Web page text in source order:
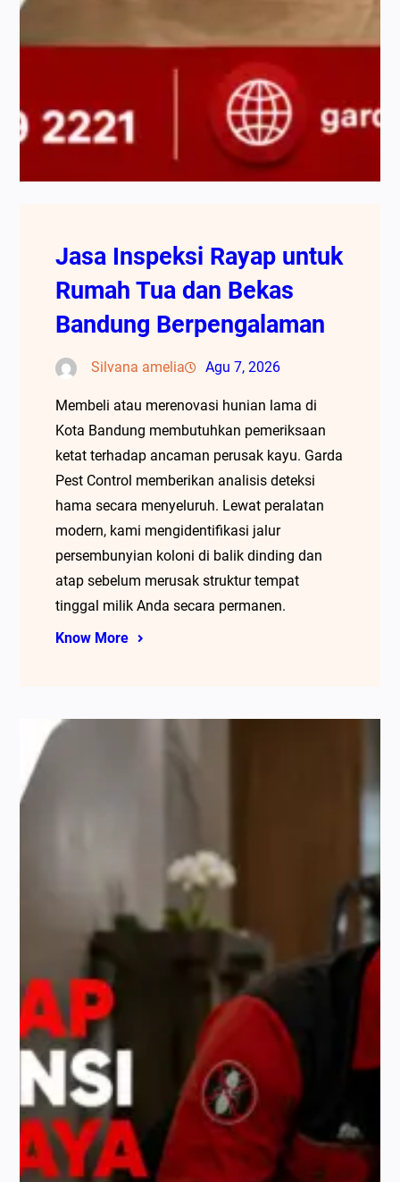
Jasa Inspeksi Rayap untuk
Rumah Tua dan Bekas
Bandung Berpengalaman
Silvana amelia Agu 7, 2026
Membeli atau merenovasi hunian lama di
Kota Bandung membutuhkan pemeriksaan
ketat terhadap ancaman perusak kayu. Garda
Pest Control memberikan analisis deteksi
hama secara menyeluruh. Lewat peralatan
modern, kami mengidentifikasi jalur
persembunyian koloni di balik dinding dan
atap sebelum merusak struktur tempat
tinggal milik Anda secara permanen.
Know More